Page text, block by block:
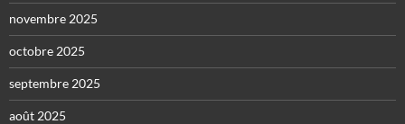
novembre 2025
octobre 2025
septembre 2025
août 2025